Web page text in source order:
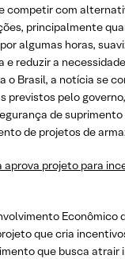
competir com
principalmente
algumas horas,
e reduzir a
o Brasil, a notícia se
previstos pelo
de
de projetos de
aprova projeto para
Econômico
que cria
que busca